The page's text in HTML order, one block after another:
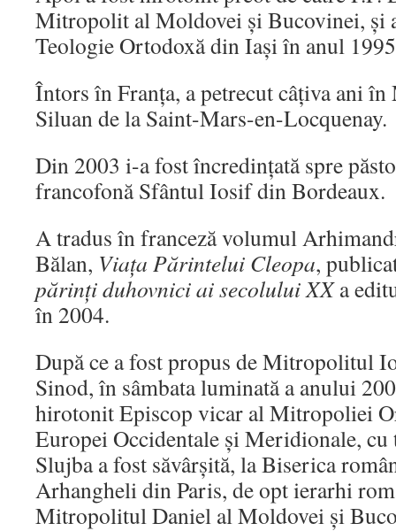
Mitropolit al Moldovei și Bucovinei, şi
Teologie Ortodoxă din Iaşi în anul
Întors în Franţa, a petrecut câţiva ani
Siluan de la Saint-Mars-en-Locquenay.
Din 2003 i-a fost încredinţată spre
francofonă Sfântul Iosif din Bordeaux.
A tradus în franceză volumul
Bălan, Viaţa Părintelui Cleopa,
părinți duhovnici ai secolului XXa
în 2004.
După ce a fost propus de Mitropolitul
Sinod, în sâmbata luminată a anului
hirotonit Episcop vicar al Mitropoliei
Europei Occidentale și Meridionale,
Slujba a fost săvârșită, la Biserica
Arhangheli din Paris, de opt ierarhi
Mitropolitul Daniel al Moldovei și